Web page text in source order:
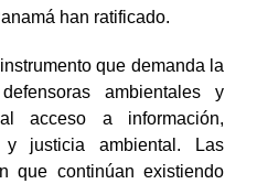
han ratificado.
que demanda la
ambientales y
acceso a información,
y justicia ambiental. Las
que continúan existiendo